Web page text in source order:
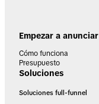
Empezar a anunciar
Cómo funciona
Presupuesto
Soluciones
Soluciones full-funnel